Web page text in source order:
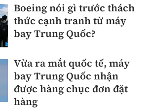
Boeing nói gì trước thách
thức cạnh tranh từ máy
bay Trung Quốc?
Vừa ra mắt quốc tế, máy
bay Trung Quốc nhận
được hàng chục đơn đặt
hàng